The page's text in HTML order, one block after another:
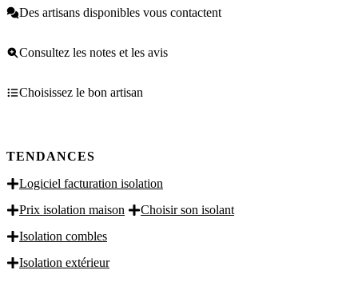
Des artisans disponibles vous contactent
Consultez les notes et les avis
Choisissez le bon artisan
TENDANCES
Logiciel facturation isolation
Prix isolation maison
Choisir son isolant
Isolation combles
Isolation extérieur